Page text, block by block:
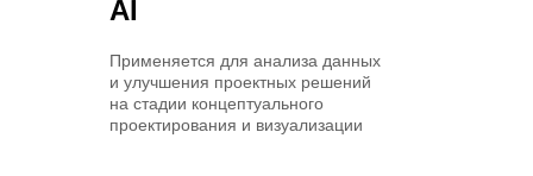
AI
Применяется для анализа данных
и улучшения проектных решений
на стадии концептуального
проектирования и визуализации